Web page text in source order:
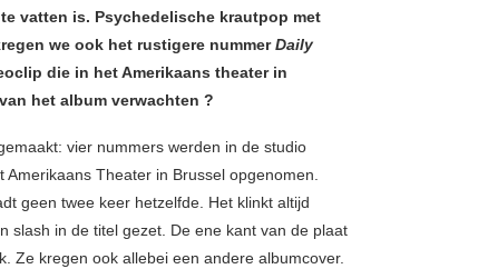
vatten is. Psychedelische krautpop met
we ook het rustigere nummerDaily
die in het Amerikaans theater in
het album verwachten ?
vier nummers werden in de studio
Theater in Brussel opgenomen.
geen twee keer hetzelfde. Het klinkt altijd
slash in de titel gezet. De ene kant van de plaat
Ze kregen ook allebei een andere albumcover.